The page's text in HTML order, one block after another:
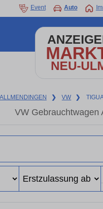
Event Auto
NEU-
ALLMENDINGEN ❯ VW ❯
VW Gebrauchtwagen